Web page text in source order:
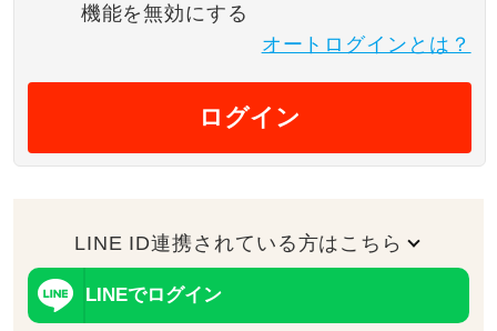
機能を無効にする
オートログインとは？
ログイン
LINE ID連携されている方はこちら
LINEでログイン